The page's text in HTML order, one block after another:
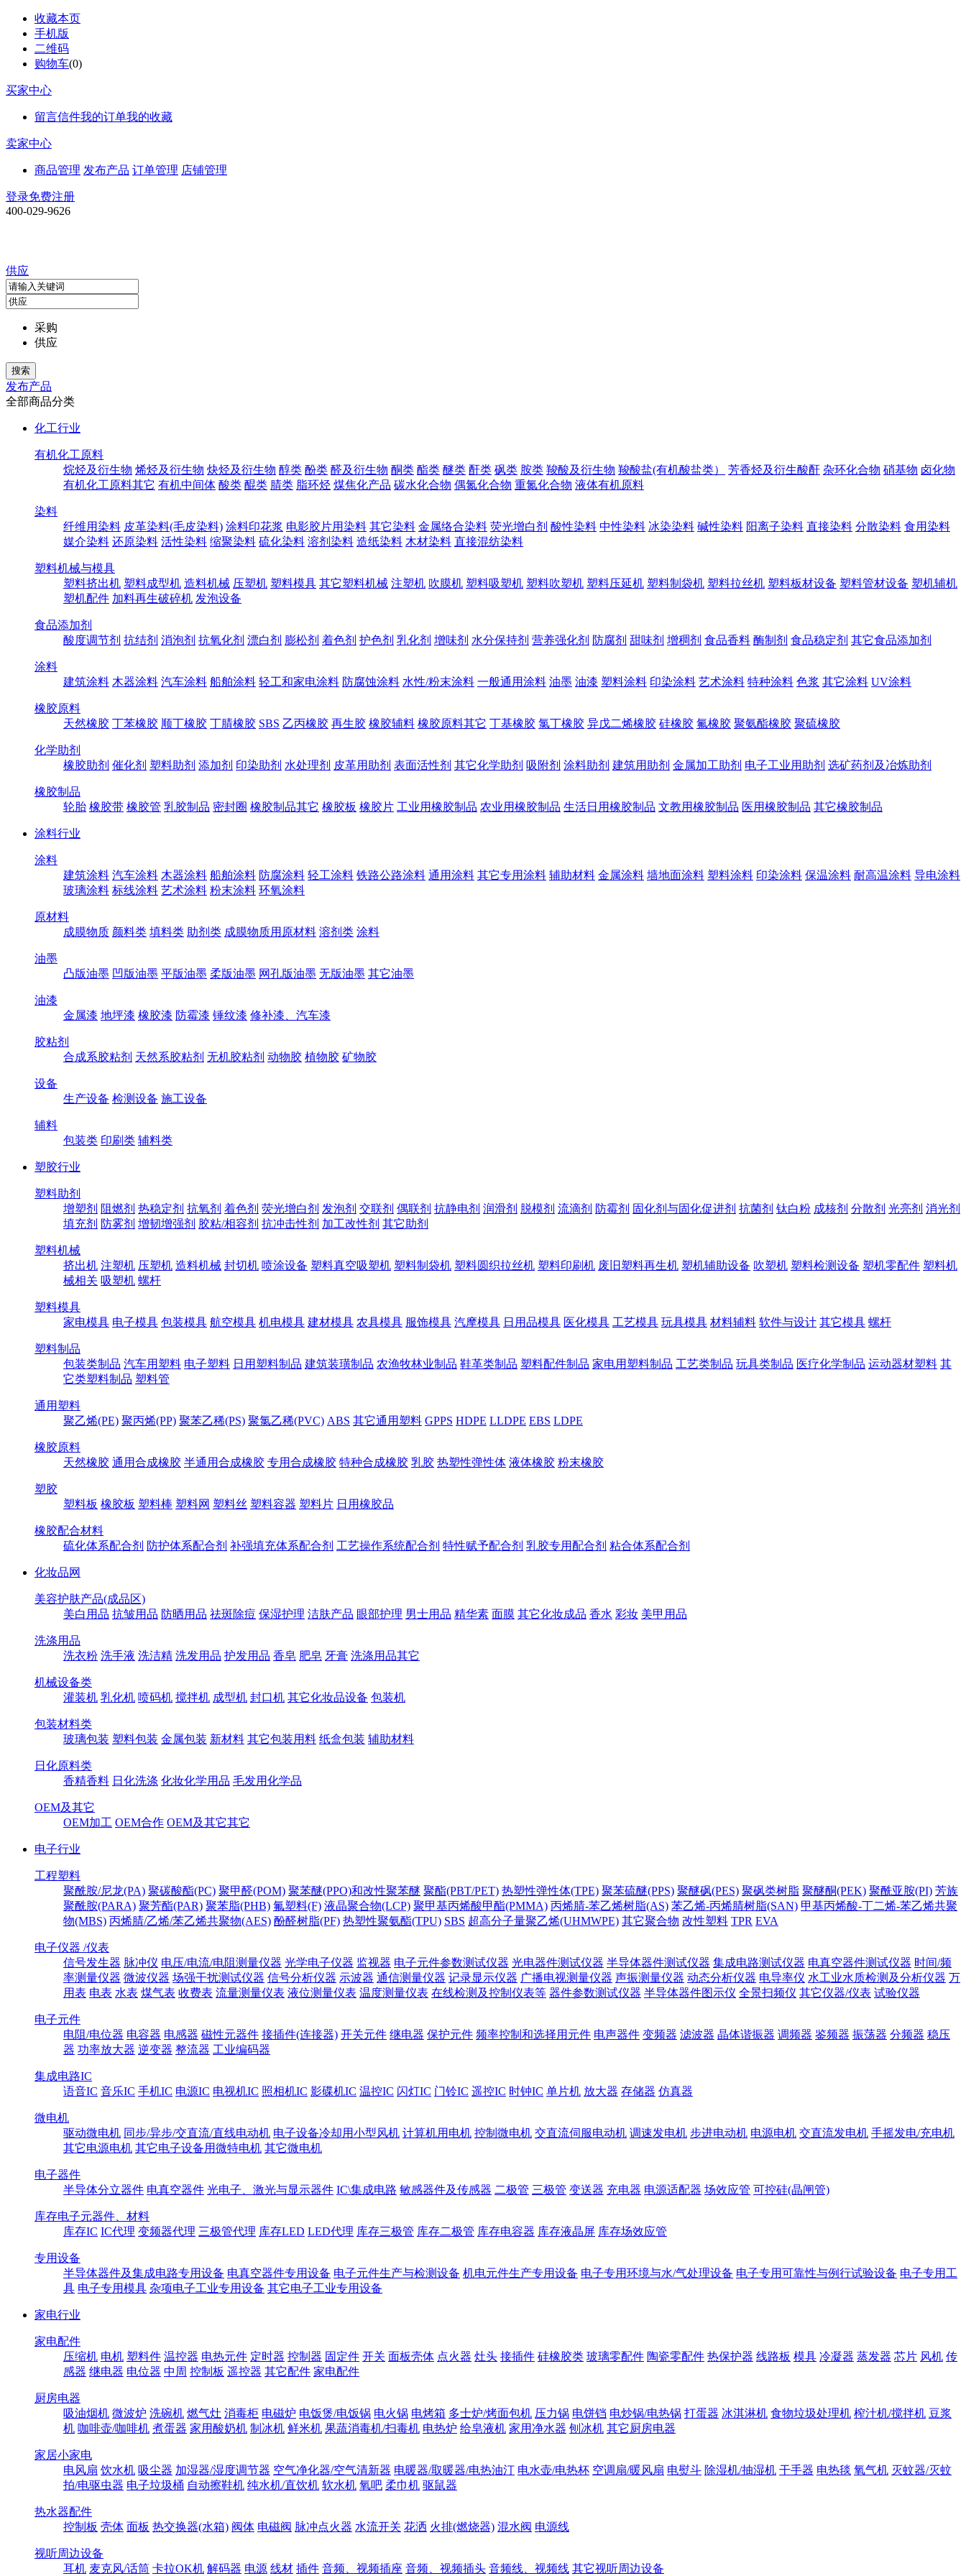
收藏本页
手机版
二维码
购物车(0)
买家中心
留言信件我的订单我的收藏
卖家中心
商品管理 发布产品 订单管理 店铺管理
登录免费注册
400-029-9626
供应
采购
供应
发布产品
全部商品分类
化工行业
有机化工原料
烷烃及衍生物 烯烃及衍生物 炔烃及衍生物 醇类 酚类 醛及衍生物 酮类 酯类 醚类 酐类 砜类 胺类 羧酸及衍生物 羧酸盐(有机酸盐类） 芳香烃及衍生酸酐 杂环化合物 硝基物 卤化物
有机化工原料其它 有机中间体 酸类 醌类 腈类 脂环烃 煤焦化产品 碳水化合物 偶氮化合物 重氮化合物 液体有机原料
染料
纤维用染料 皮革染料(毛皮染料) 涂料印花浆 电影胶片用染料 其它染料 金属络合染料 荧光增白剂 酸性染料 中性染料 冰染染料 碱性染料 阳离子染料 直接染料 分散染料 食用染料
媒介染料 还原染料 活性染料 缩聚染料 硫化染料 溶剂染料 造纸染料 木材染料 直接混纺染料
塑料机械与模具
塑料挤出机 塑料成型机 造料机械 压塑机 塑料模具 其它塑料机械 注塑机 吹膜机 塑料吸塑机 塑料吹塑机 塑料压延机 塑料制袋机 塑料拉丝机 塑料板材设备 塑料管材设备 塑机辅机
塑机配件 加料再生破碎机 发泡设备
食品添加剂
酸度调节剂 抗结剂 消泡剂 抗氧化剂 漂白剂 膨松剂 着色剂 护色剂 乳化剂 增味剂 水分保持剂 营养强化剂 防腐剂 甜味剂 增稠剂 食品香料 酶制剂 食品稳定剂 其它食品添加剂
涂料
建筑涂料 木器涂料 汽车涂料 船舶涂料 轻工和家电涂料 防腐蚀涂料 水性/粉末涂料 一般通用涂料 油墨 油漆 塑料涂料 印染涂料 艺术涂料 特种涂料 色浆 其它涂料 UV涂料
橡胶原料
天然橡胶 丁苯橡胶 顺丁橡胶 丁腈橡胶 SBS 乙丙橡胶 再生胶 橡胶辅料 橡胶原料其它 丁基橡胶 氯丁橡胶 异戊二烯橡胶 硅橡胶 氟橡胶 聚氨酯橡胶 聚硫橡胶
化学助剂
橡胶助剂 催化剂 塑料助剂 添加剂 印染助剂 水处理剂 皮革用助剂 表面活性剂 其它化学助剂 吸附剂 涂料助剂 建筑用助剂 金属加工助剂 电子工业用助剂 选矿药剂及冶炼助剂
橡胶制品
轮胎 橡胶带 橡胶管 乳胶制品 密封圈 橡胶制品其它 橡胶板 橡胶片 工业用橡胶制品 农业用橡胶制品 生活日用橡胶制品 文教用橡胶制品 医用橡胶制品 其它橡胶制品
涂料行业
涂料
建筑涂料 汽车涂料 木器涂料 船舶涂料 防腐涂料 轻工涂料 铁路公路涂料 通用涂料 其它专用涂料 辅助材料 金属涂料 墙地面涂料 塑料涂料 印染涂料 保温涂料 耐高温涂料 导电涂料
玻璃涂料 标线涂料 艺术涂料 粉末涂料 环氧涂料
原材料
成膜物质 颜料类 填料类 助剂类 成膜物质用原材料 溶剂类 涂料
油墨
凸版油墨 凹版油墨 平版油墨 柔版油墨 网孔版油墨 无版油墨 其它油墨
油漆
金属漆 地坪漆 橡胶漆 防霉漆 锤纹漆 修补漆、汽车漆
胶粘剂
合成系胶粘剂 天然系胶粘剂 无机胶粘剂 动物胶 植物胶 矿物胶
设备
生产设备 检测设备 施工设备
辅料
包装类 印刷类 辅料类
塑胶行业
塑料助剂
增塑剂 阻燃剂 热稳定剂 抗氧剂 着色剂 荧光增白剂 发泡剂 交联剂 偶联剂 抗静电剂 润滑剂 脱模剂 流滴剂 防霉剂 固化剂与固化促进剂 抗菌剂 钛白粉 成核剂 分散剂 光亮剂 消光剂
填充剂 防雾剂 增韧增强剂 胶粘/相容剂 抗冲击性剂 加工改性剂 其它助剂
塑料机械
挤出机 注塑机 压塑机 造料机械 封切机 喷涂设备 塑料真空吸塑机 塑料制袋机 塑料圆织拉丝机 塑料印刷机 废旧塑料再生机 塑机辅助设备 吹塑机 塑料检测设备 塑机零配件 塑料机
械相关 吸塑机 螺杆
塑料模具
家电模具 电子模具 包装模具 航空模具 机电模具 建材模具 农具模具 服饰模具 汽摩模具 日用品模具 医化模具 工艺模具 玩具模具 材料辅料 软件与设计 其它模具 螺杆
塑料制品
包装类制品 汽车用塑料 电子塑料 日用塑料制品 建筑装璜制品 农渔牧林业制品 鞋革类制品 塑料配件制品 家电用塑料制品 工艺类制品 玩具类制品 医疗化学制品 运动器材塑料 其
它类塑料制品 塑料管
通用塑料
聚乙烯(PE) 聚丙烯(PP) 聚苯乙稀(PS) 聚氯乙稀(PVC) ABS 其它通用塑料 GPPS HDPE LLDPE EBS LDPE
橡胶原料
天然橡胶 通用合成橡胶 半通用合成橡胶 专用合成橡胶 特种合成橡胶 乳胶 热塑性弹性体 液体橡胶 粉末橡胶
塑胶
塑料板 橡胶板 塑料棒 塑料网 塑料丝 塑料容器 塑料片 日用橡胶品
橡胶配合材料
硫化体系配合剂 防护体系配合剂 补强填充体系配合剂 工艺操作系统配合剂 特性赋予配合剂 乳胶专用配合剂 粘合体系配合剂
化妆品网
美容护肤产品(成品区)
美白用品 抗皱用品 防晒用品 祛斑除痘 保湿护理 洁肤产品 眼部护理 男士用品 精华素 面膜 其它化妆成品 香水 彩妆 美甲用品
洗涤用品
洗衣粉 洗手液 洗洁精 洗发用品 护发用品 香皂 肥皂 牙膏 洗涤用品其它
机械设备类
灌装机 乳化机 喷码机 搅拌机 成型机 封口机 其它化妆品设备 包装机
包装材料类
玻璃包装 塑料包装 金属包装 新材料 其它包装用料 纸盒包装 辅助材料
日化原料类
香精香料 日化洗涤 化妆化学用品 毛发用化学品
OEM及其它
OEM加工 OEM合作 OEM及其它其它
电子行业
工程塑料
聚酰胺/尼龙(PA) 聚碳酸酯(PC) 聚甲醛(POM) 聚苯醚(PPO)和改性聚苯醚 聚酯(PBT/PET) 热塑性弹性体(TPE) 聚苯硫醚(PPS) 聚醚砜(PES) 聚砜类树脂 聚醚酮(PEK) 聚酰亚胺(PI) 芳族
聚酰胺(PARA) 聚芳酯(PAR) 聚苯脂(PHB) 氟塑料(F) 液晶聚合物(LCP) 聚甲基丙烯酸甲酯(PMMA) 丙烯腈-苯乙烯树脂(AS) 苯乙烯-丙烯腈树脂(SAN) 甲基丙烯酸-丁二烯-苯乙烯共聚
物(MBS) 丙烯腈/乙烯/苯乙烯共聚物(AES) 酚醛树脂(PF) 热塑性聚氨酯(TPU) SBS 超高分子量聚乙烯(UHMWPE) 其它聚合物 改性塑料 TPR EVA
电子仪器 /仪表
信号发生器 脉冲仪 电压/电流/电阻测量仪器 光学电子仪器 监视器 电子元件参数测试仪器 光电器件测试仪器 半导体器件测试仪器 集成电路测试仪器 电真空器件测试仪器 时间/频
率测量仪器 微波仪器 场强干扰测试仪器 信号分析仪器 示波器 通信测量仪器 记录显示仪器 广播电视测量仪器 声振测量仪器 动态分析仪器 电导率仪 水工业水质检测及分析仪器 万
用表 电表 水表 煤气表 收费表 流量测量仪表 液位测量仪表 温度测量仪表 在线检测及控制仪表等 器件参数测试仪器 半导体器件图示仪 全景扫频仪 其它仪器/仪表 试验仪器
电子元件
电阻/电位器 电容器 电感器 磁性元器件 接插件(连接器) 开关元件 继电器 保护元件 频率控制和选择用元件 电声器件 变频器 滤波器 晶体谐振器 调频器 鉴频器 振荡器 分频器 稳压
器 功率放大器 逆变器 整流器 工业编码器
集成电路IC
语音IC 音乐IC 手机IC 电源IC 电视机IC 照相机IC 影碟机IC 温控IC 闪灯IC 门铃IC 遥控IC 时钟IC 单片机 放大器 存储器 仿真器
微电机
驱动微电机 同步/异步/交直流/直线电动机 电子设备冷却用小型风机 计算机用电机 控制微电机 交直流伺服电动机 调速发电机 步进电动机 电源电机 交直流发电机 手摇发电/充电机
其它电源电机 其它电子设备用微特电机 其它微电机
电子器件
半导体分立器件 电真空器件 光电子、激光与显示器件 IC\集成电路 敏感器件及传感器 二极管 三极管 变送器 充电器 电源适配器 场效应管 可控硅(晶闸管)
库存电子元器件、材料
库存IC IC代理 变频器代理 三极管代理 库存LED LED代理 库存三极管 库存二极管 库存电容器 库存液晶屏 库存场效应管
专用设备
半导体器件及集成电路专用设备 电真空器件专用设备 电子元件生产与检测设备 机电元件生产专用设备 电子专用环境与水/气处理设备 电子专用可靠性与例行试验设备 电子专用工
具 电子专用模具 杂项电子工业专用设备 其它电子工业专用设备
家电行业
家电配件
压缩机 电机 塑料件 温控器 电热元件 定时器 控制器 固定件 开关 面板壳体 点火器 灶头 接插件 硅橡胶类 玻璃零配件 陶瓷零配件 热保护器 线路板 模具 冷凝器 蒸发器 芯片 风机 传
感器 继电器 电位器 中周 控制板 遥控器 其它配件 家电配件
厨房电器
吸油烟机 微波炉 洗碗机 燃气灶 消毒柜 电磁炉 电饭煲/电饭锅 电火锅 电烤箱 多士炉/烤面包机 压力锅 电饼铛 电炒锅/电热锅 打蛋器 冰淇淋机 食物垃圾处理机 榨汁机/搅拌机 豆浆
机 咖啡壶/咖啡机 煮蛋器 家用酸奶机 制冰机 鲜米机 果蔬消毒机/扫毒机 电热炉 给皂液机 家用净水器 刨冰机 其它厨房电器
家居小家电
电风扇 饮水机 吸尘器 加湿器/湿度调节器 空气净化器/空气清新器 电暖器/取暖器/电热油汀 电水壶/电热杯 空调扇/暖风扇 电熨斗 除湿机/抽湿机 干手器 电热毯 氧气机 灭蚊器/灭蚊
拍/电驱虫器 电子垃圾桶 自动擦鞋机 纯水机/直饮机 软水机 氧吧 柔巾机 驱鼠器
热水器配件
控制板 壳体 面板 热交换器(水箱) 阀体 电磁阀 脉冲点火器 水流开关 花洒 火排(燃烧器) 混水阀 电源线
视听周边设备
耳机 麦克风/话筒 卡拉OK机 解码器 电源 线材 插件 音频、视频插座 音频、视频插头 音频线、视频线 其它视听周边设备